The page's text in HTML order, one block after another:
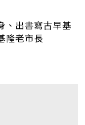
、出書寫古早基
隆老市長